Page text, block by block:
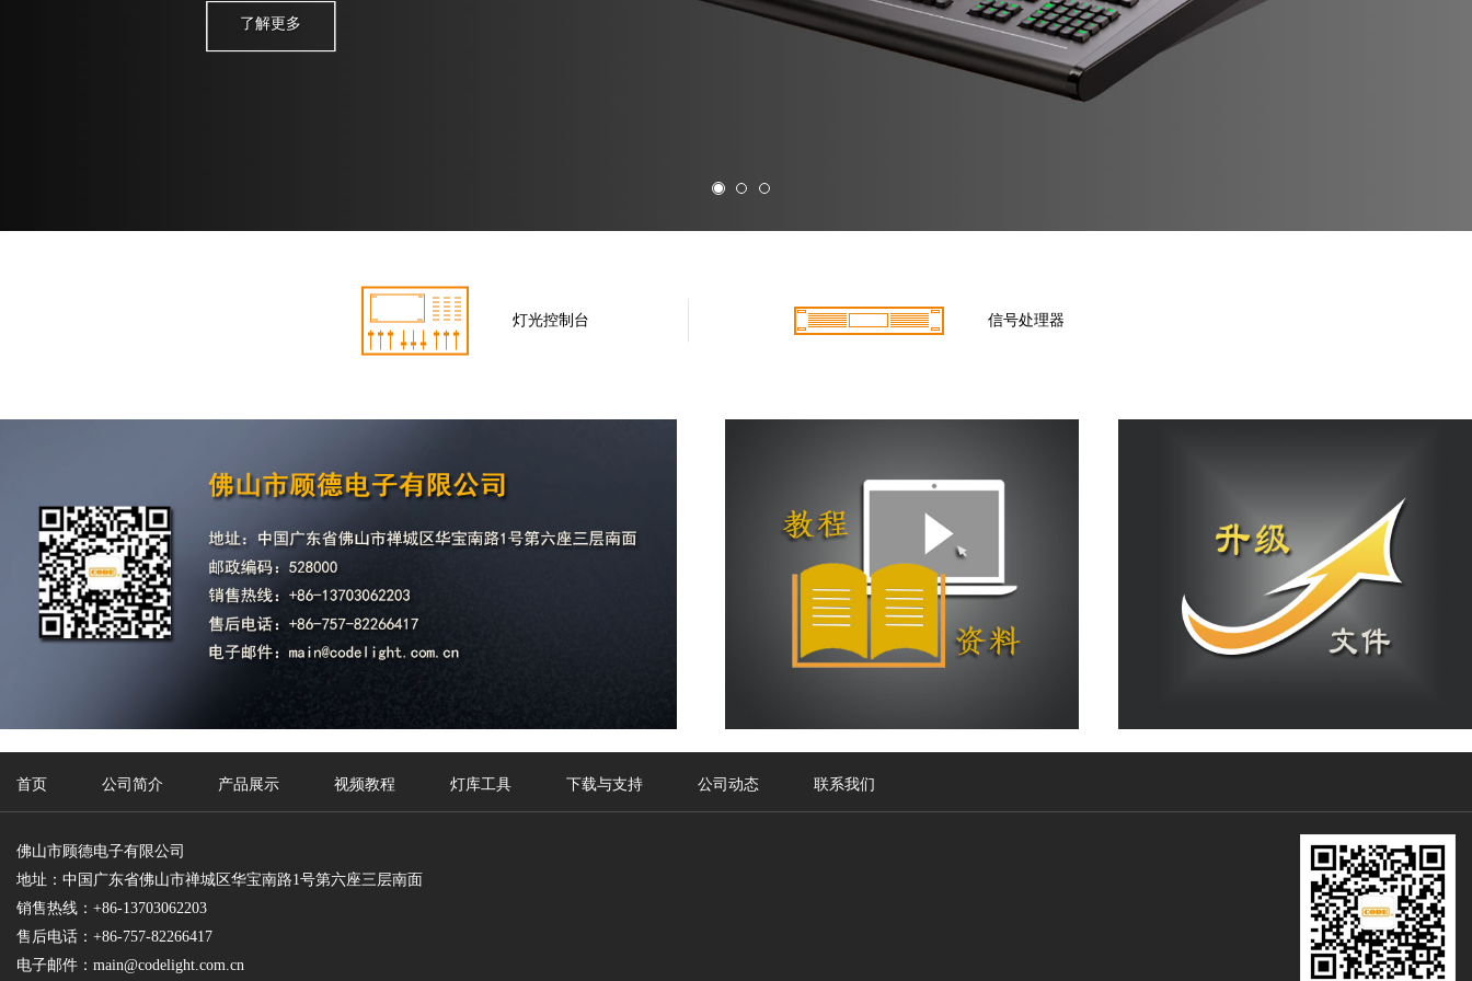
了解更多
灯光控制台 信号处理器
首页 公司简介 产品展示 视频教程 灯库工具 下载与支持 公司动态 联系我们
佛山市顾德电子有限公司
地址：中国广东省佛山市禅城区华宝南路1号第六座三层南面
销售热线：+86-13703062203
售后电话：+86-757-82266417
电子邮件： main@codelight.com.cn